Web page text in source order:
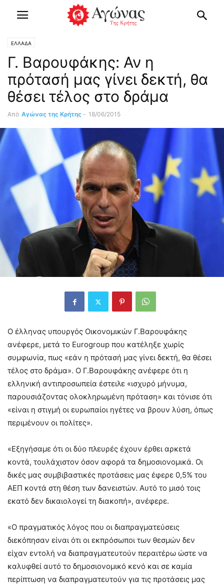
ΕΛΛΑΔΑ
Γ. Βαρουφάκης: Αν η
πρότασή μας γίνει δεκτή, θα
θέσει τέλος στο δράμα
Από Αγώνας της Κρήτης - 18/06/2015
Ο έλληνας υπουργός Οικονομικών Γ.Βαρουφάκης
ανέφερε, μετά το Eurogroup που κατέληξε χωρίς
συμφωνία, πως «εάν η πρότασή μας γίνει δεκτή, θα θέσει
τέλος στο δράμα». Ο Γ.Βαρουφάκης ανέφερε ότι η
ελληνική αντιπροσωπεία έστειλε «ισχυρό μήνυμα,
παρουσιάζοντας ολοκληρωμένη πρόταση» και τόνισε ότι
«είναι η στιγμή οι ευρωπαίοι ηγέτες να βρουν λύση, όπως
περιμένουν οι πολίτες».
«Εξηγήσαμε ότι οι δύο πλευρές έχουν έρθει αρκετά
κοντά, τουλάχιστον όσον αφορά τα δημοσιονομικά. Οι
δικές μας συμβιβαστικές προτάσεις μας έφερε 0,5% του
ΑΕΠ κοντά στη θέση των δανειστών. Αυτό το μισό τοις
εκατό δεν δικαιολογεί τη διακοπή», ανέφερε.
«Ο πραγματικός λόγος που οι διαπραγματεύσεις
διεκόπησαν είναι ότι οι εκπρόσωποι των θεσμών δεν
είχαν εντολή να διαπραγματευτούν περαιτέρω ώστε να
καλυφθεί αυτό το δημοσιονομικό κενό και σε καμία
περίπτωση να διαπραγματευτούν για τις προτάσεις μας